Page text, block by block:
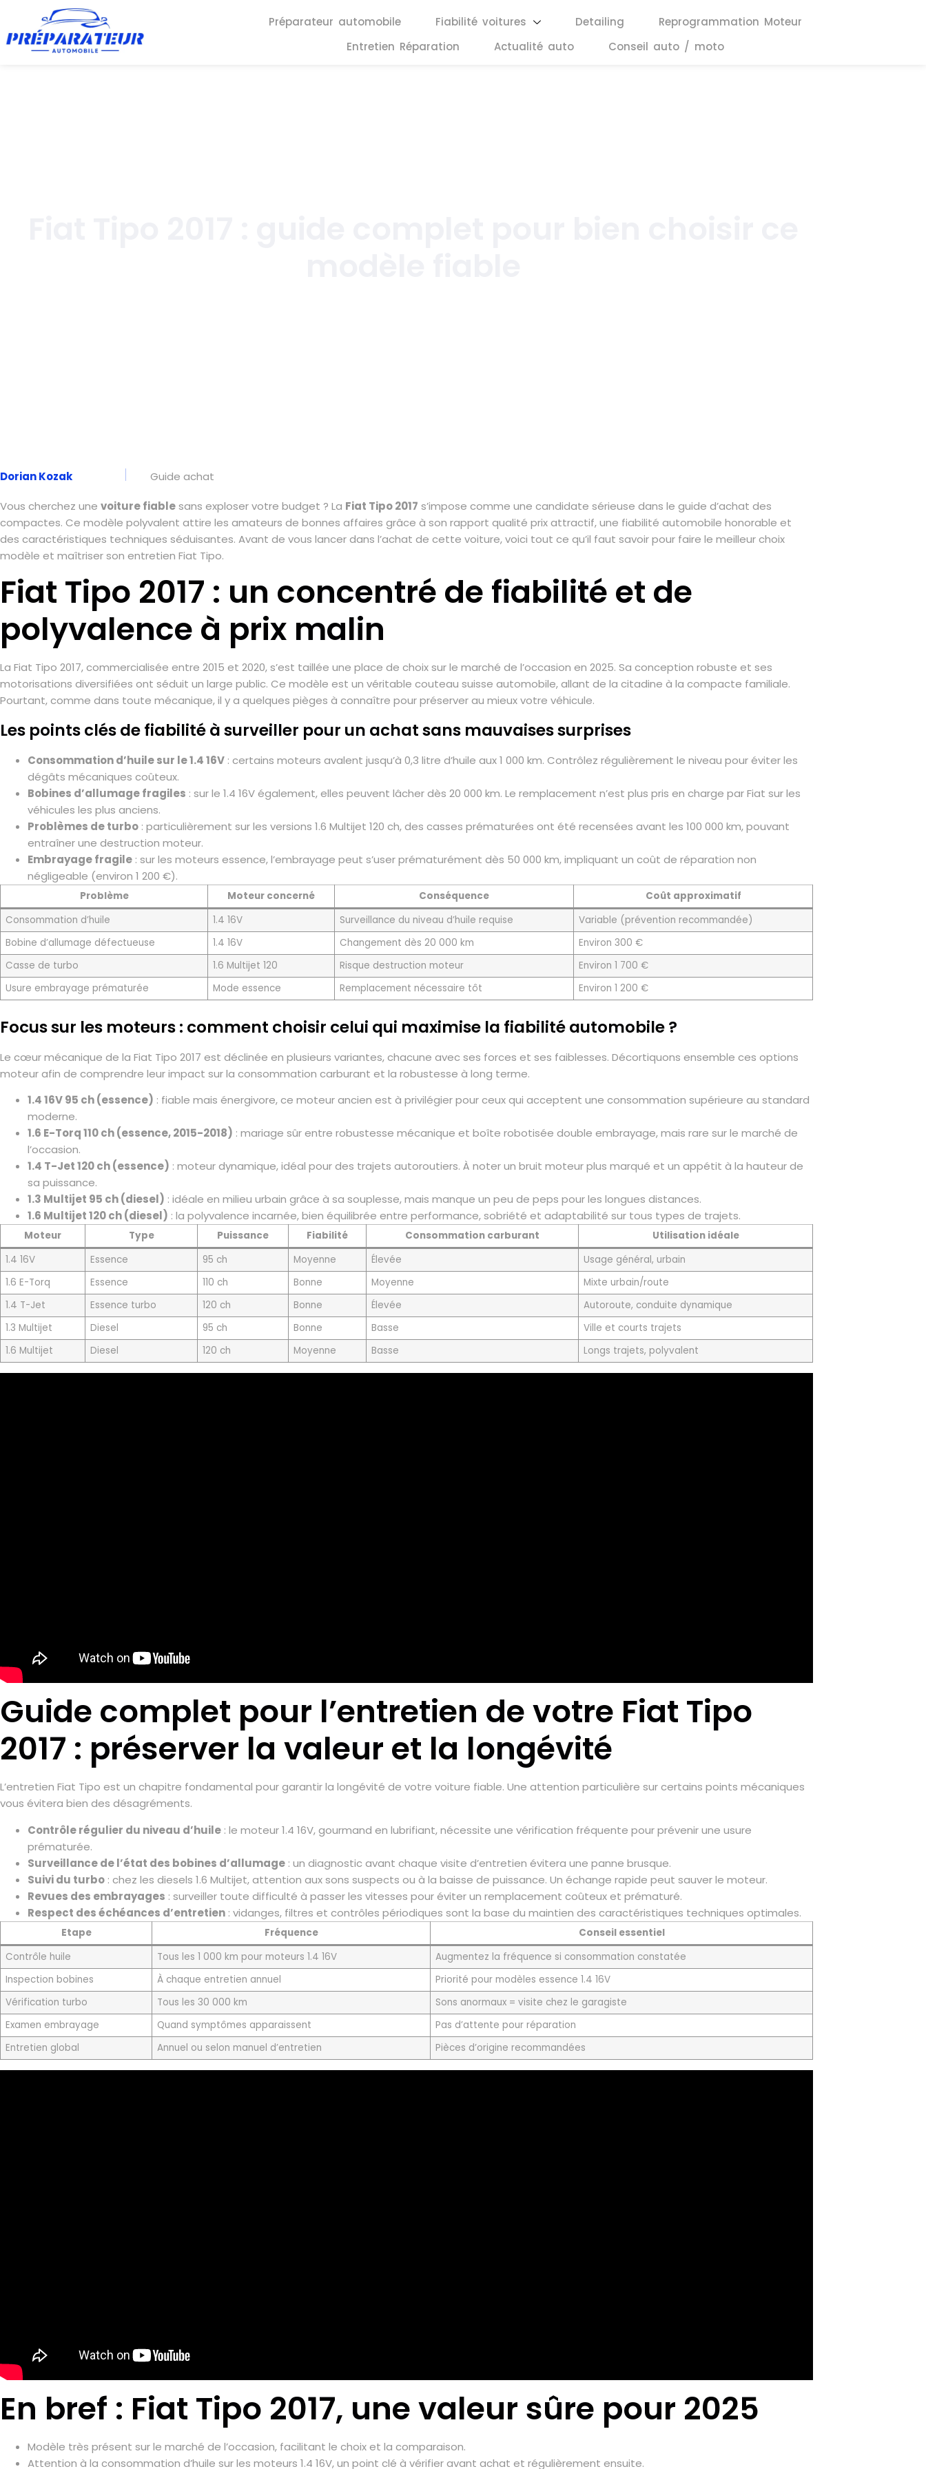
Préparateur automobile Fiabilité voitures Detailing
Reprogrammation Moteur
Entretien Réparation
Actualité auto Conseil auto / moto
Dorian Kozak Guide achat
Vous cherchez une voiture fiable sans exploser votre budget ? La Fiat Tipo 2017 s’impose comme une candidate sérieuse dans le guide d’achat des
compactes. Ce modèle polyvalent attire les amateurs de bonnes affaires grâce à son rapport qualité prix attractif, une fiabilité automobile honorable et
des caractéristiques techniques séduisantes. Avant de vous lancer dans l’achat de cette voiture, voici tout ce qu’il faut savoir pour faire le meilleur choix
modèle et maîtriser son entretien Fiat Tipo.
Fiat Tipo 2017 : un concentré de fiabilité et de
polyvalence à prix malin
La Fiat Tipo 2017, commercialisée entre 2015 et 2020, s’est taillée une place de choix sur le marché de l’occasion en 2025. Sa conception robuste et ses
motorisations diversifiées ont séduit un large public. Ce modèle est un véritable couteau suisse automobile, allant de la citadine à la compacte familiale.
Pourtant, comme dans toute mécanique, il y a quelques pièges à connaître pour préserver au mieux votre véhicule.
Les points clés de fiabilité à surveiller pour un achat sans mauvaises surprises
Consommation d’huile sur le 1.4 16V : certains moteurs avalent jusqu’à 0,3 litre d’huile aux 1 000 km. Contrôlez régulièrement le niveau pour éviter les
dégâts mécaniques coûteux.
Bobines d’allumage fragiles : sur le 1.4 16V également, elles peuvent lâcher dès 20 000 km. Le remplacement n’est plus pris en charge par Fiat sur les
véhicules les plus anciens.
Problèmes de turbo : particulièrement sur les versions 1.6 Multijet 120 ch, des casses prématurées ont été recensées avant les 100 000 km, pouvant
entraîner une destruction moteur.
Embrayage fragile : sur les moteurs essence, l’embrayage peut s’user prématurément dès 50 000 km, impliquant un coût de réparation non
négligeable (environ 1 200 €).
Problème Moteur concerné Conséquence
Coût approximatif
Consommation d’huile
1.4 16V Surveillance du niveau d’huile requise
Variable (prévention recommandée)
Bobine d’allumage défectueuse
1.4 16V Changement dès 20 000 km
Environ 300 €
Casse de turbo
1.6 Multijet 120 Risque destruction moteur
Environ 1 700 €
Usure embrayage prématurée
Mode essence Remplacement nécessaire tôt Environ 1 200 €
Focus sur les moteurs : comment choisir celui qui maximise la fiabilité automobile ?
Le cœur mécanique de la Fiat Tipo 2017 est déclinée en plusieurs variantes, chacune avec ses forces et ses faiblesses. Décortiquons ensemble ces options
moteur afin de comprendre leur impact sur la consommation carburant et la robustesse à long terme.
1.4 16V 95 ch (essence) : fiable mais énergivore, ce moteur ancien est à privilégier pour ceux qui acceptent une consommation supérieure au standard
moderne.
1.6 E-Torq 110 ch (essence, 2015-2018) : mariage sûr entre robustesse mécanique et boîte robotisée double embrayage, mais rare sur le marché de
l’occasion.
1.4 T-Jet 120 ch (essence) : moteur dynamique, idéal pour des trajets autoroutiers. À noter un bruit moteur plus marqué et un appétit à la hauteur de
sa puissance.
1.3 Multijet 95 ch (diesel) : idéale en milieu urbain grâce à sa souplesse, mais manque un peu de peps pour les longues distances.
1.6 Multijet 120 ch (diesel) : la polyvalence incarnée, bien équilibrée entre performance, sobriété et adaptabilité sur tous types de trajets.
Moteur Type Puissance Fiabilité Consommation carburant
Utilisation idéale
1.4 16V
Essence 95 ch Moyenne Élevée
Usage général, urbain
1.6 E-Torq
Essence 110 ch Bonne Moyenne
Mixte urbain/route
1.4 T-Jet
Essence turbo 120 ch Bonne Élevée
Autoroute, conduite dynamique
1.3 Multijet
Diesel 95 ch Bonne Basse
Ville et courts trajets
1.6 Multijet
Diesel 120 ch Moyenne Basse Longs trajets, polyvalent
Guide complet pour l’entretien de votre Fiat Tipo
2017 : préserver la valeur et la longévité
L’entretien Fiat Tipo est un chapitre fondamental pour garantir la longévité de votre voiture fiable. Une attention particulière sur certains points mécaniques
vous évitera bien des désagréments.
Contrôle régulier du niveau d’huile : le moteur 1.4 16V, gourmand en lubrifiant, nécessite une vérification fréquente pour prévenir une usure
prématurée.
Surveillance de l’état des bobines d’allumage : un diagnostic avant chaque visite d’entretien évitera une panne brusque.
Suivi du turbo : chez les diesels 1.6 Multijet, attention aux sons suspects ou à la baisse de puissance. Un échange rapide peut sauver le moteur.
Revues des embrayages : surveiller toute difficulté à passer les vitesses pour éviter un remplacement coûteux et prématuré.
Respect des échéances d’entretien : vidanges, filtres et contrôles périodiques sont la base du maintien des caractéristiques techniques optimales.
Etape Fréquence
Conseil essentiel
Contrôle huile
Tous les 1 000 km pour moteurs 1.4 16V
Augmentez la fréquence si consommation constatée
Inspection bobines
À chaque entretien annuel
Priorité pour modèles essence 1.4 16V
Vérification turbo
Tous les 30 000 km
Sons anormaux = visite chez le garagiste
Examen embrayage
Quand symptômes apparaissent
Pas d’attente pour réparation
Entretien global
Annuel ou selon manuel d’entretien Pièces d’origine recommandées
En bref : Fiat Tipo 2017, une valeur sûre pour 2025
Modèle très présent sur le marché de l’occasion, facilitant le choix et la comparaison.
Attention à la consommation d’huile sur les moteurs 1.4 16V, un point clé à vérifier avant achat et régulièrement ensuite.